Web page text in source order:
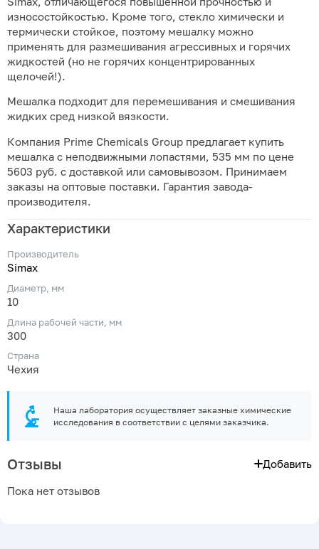
износостойкостью. Кроме того, стекло химически и
термически стойкое, поэтому мешалку можно
применять для размешивания агрессивных и горячих
жидкостей (но не горячих концентрированных
щелочей!).
Мешалка подходит для перемешивания и смешивания
жидких сред низкой вязкости.
Компания Prime Chemicals Group предлагает купить
мешалка с неподвижными лопастями, 535 мм по цене
5603 руб. с доставкой или самовывозом. Принимаем
заказы на оптовые поставки. Гарантия завода-
производителя.
Характеристики
Производитель
Simax
Диаметр, мм
10
Длина рабочей части, мм
300
Страна
Чехия
Наша лаборатория осуществляет заказные химические
исследования в соответствии с целями заказчика.
Отзывы Добавить
Пока нет отзывов